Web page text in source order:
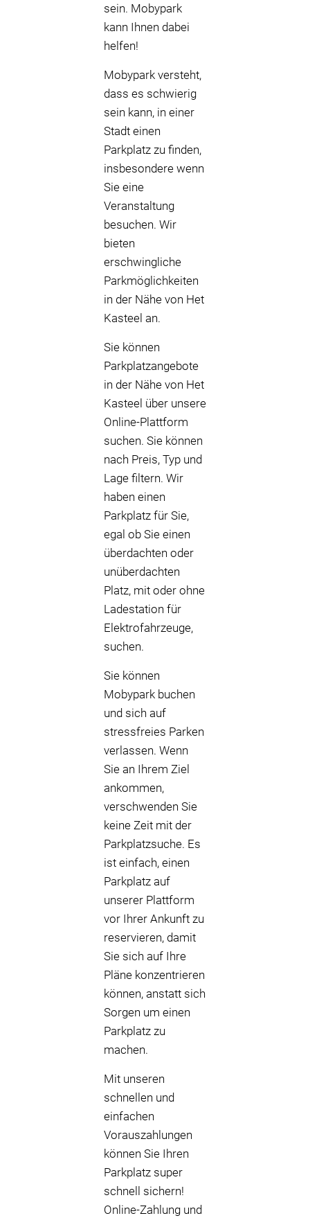
sein. Mobypark
kann Ihnen dabei
helfen!
Mobypark versteht,
dass es schwierig
sein kann, in einer
Stadt einen
Parkplatz zu finden,
insbesondere wenn
Sie eine
Veranstaltung
besuchen. Wir
bieten
erschwingliche
Parkmöglichkeiten
in der Nähe von Het
Kasteel an.
Sie können
Parkplatzangebote
in der Nähe von Het
Kasteel über unsere
Online-Plattform
suchen. Sie können
nach Preis, Typ und
Lage filtern. Wir
haben einen
Parkplatz für Sie,
egal ob Sie einen
überdachten oder
unüberdachten
Platz, mit oder ohne
Ladestation für
Elektrofahrzeuge,
suchen.
Sie können
Mobypark buchen
und sich auf
stressfreies Parken
verlassen. Wenn
Sie an Ihrem Ziel
ankommen,
verschwenden Sie
keine Zeit mit der
Parkplatzsuche. Es
ist einfach, einen
Parkplatz auf
unserer Plattform
vor Ihrer Ankunft zu
reservieren, damit
Sie sich auf Ihre
Pläne konzentrieren
können, anstatt sich
Sorgen um einen
Parkplatz zu
machen.
Mit unseren
schnellen und
einfachen
Vorauszahlungen
können Sie Ihren
Parkplatz super
schnell sichern!
Online-Zahlung und